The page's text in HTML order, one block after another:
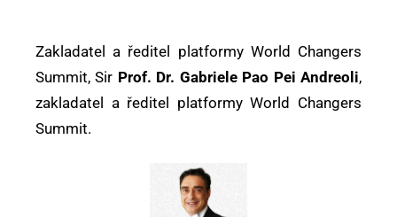
Zakladatel a ředitel platformy World Changers
Summit, Sir Prof. Dr. Gabriele Pao Pei Andreoli,
zakladatel a ředitel platformy World Changers
Summit.